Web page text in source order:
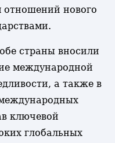
отношений нового
страны вносили
международной
а также в
ключевой
глобальных